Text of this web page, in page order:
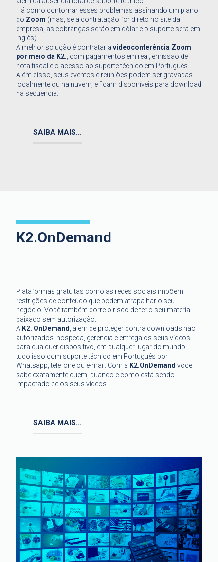
Há como contornar esses problemas assinando um plano
do Zoom (mas, se a contratação for direto no site da
empresa, as cobranças serão em dólar e o suporte será em
Inglês).
A melhor solução é contratar a videoconferência Zoom
por meio da K2. , com pagamentos em real, emissão de
nota fiscal e o acesso ao suporte técnico em Português.
Além disso, seus eventos e reuniões podem ser gravadas
localmente ou na nuvem, e ficam disponíveis para download
na sequência.
SAIBA MAIS...
K2.OnDemand
Plataformas gratuitas como as redes sociais impõem
restrições de conteúdo que podem atrapalhar o seu
negócio. Você também corre o risco de ter o seu material
baixado sem autorização.
A K2. OnDemand
, além de proteger contra downloads não
autorizados, hospeda, gerencia e entrega os seus vídeos
para qualquer dispositivo, em qualquer lugar do mundo -
tudo isso com suporte técnico em Português por
Whatsapp, telefone ou e-mail. Com a K2.OnDemand você
sabe exatamente quem, quando e como está sendo
impactado pelos seus vídeos.
SAIBA MAIS...